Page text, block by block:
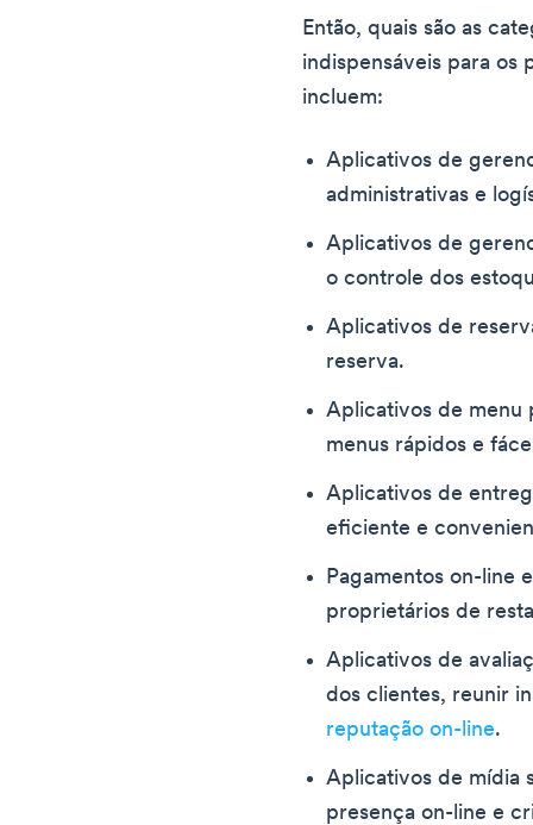
Então, quais são as
indispensáveis para os
incluem:
Aplicativos de
administrativas e
Aplicativos de
o controle dos
Aplicativos de
reserva.
Aplicativos de menu
menus rápidos e
Aplicativos de
eficiente e
Pagamentos on-line
proprietários de
Aplicativos de
dos clientes, reunir
reputação on-line.
Aplicativos de mídia
presença on-line e